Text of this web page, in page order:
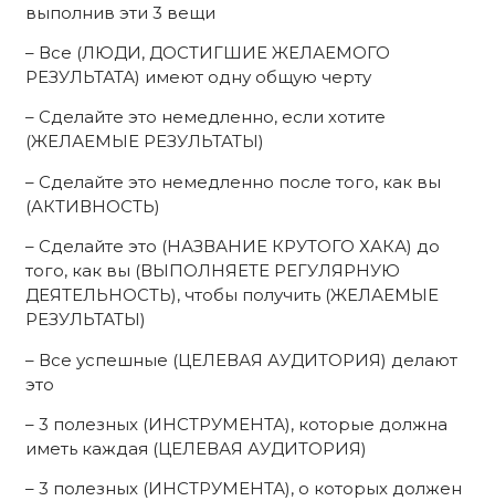
выполнив эти 3 вещи
– Все (ЛЮДИ, ДОСТИГШИЕ ЖЕЛАЕМОГО
РЕЗУЛЬТАТА) имеют одну общую черту
– Сделайте это немедленно, если хотите
(ЖЕЛАЕМЫЕ РЕЗУЛЬТАТЫ)
– Сделайте это немедленно после того, как вы
(АКТИВНОСТЬ)
– Сделайте это (НАЗВАНИЕ КРУТОГО ХАКА) до
того, как вы (ВЫПОЛНЯЕТЕ РЕГУЛЯРНУЮ
ДЕЯТЕЛЬНОСТЬ), чтобы получить (ЖЕЛАЕМЫЕ
РЕЗУЛЬТАТЫ)
– Все успешные (ЦЕЛЕВАЯ АУДИТОРИЯ) делают
это
– 3 полезных (ИНСТРУМЕНТА), которые должна
иметь каждая (ЦЕЛЕВАЯ АУДИТОРИЯ)
– 3 полезных (ИНСТРУМЕНТА), о которых должен